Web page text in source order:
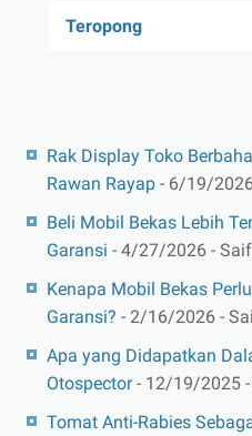
Teropong
Rak Display Toko
Rawan Rayap - 6/19/
Beli Mobil Bekas Lebih
Garansi - 4/27/2026 -
Kenapa Mobil Bekas Perlu
Garansi? - 2/16/2026 -
Apa yang Didapatkan
Otospector- 12/19/2025
Tomat Anti-Rabies